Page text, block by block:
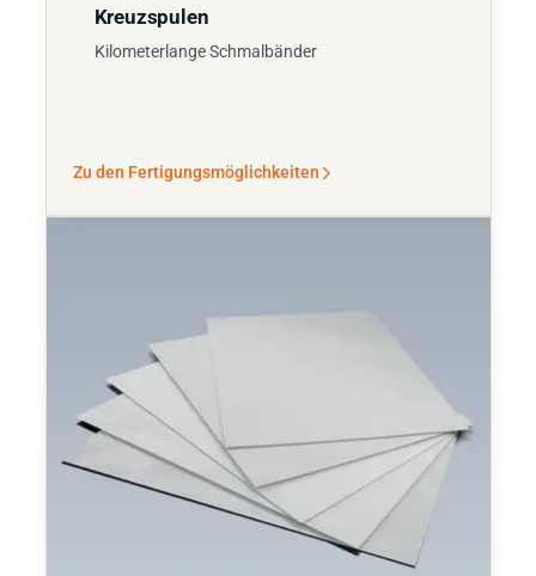
Kreuzspulen
Kilometerlange Schmalbänder
Zu den Fertigungsmöglichkeiten